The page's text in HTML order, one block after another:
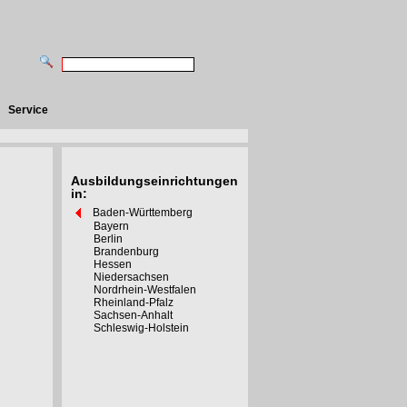
Service
Ausbildungseinrichtungen
in:
Baden-Württemberg
Bayern
Berlin
Brandenburg
Hessen
Niedersachsen
Nordrhein-Westfalen
Rheinland-Pfalz
Sachsen-Anhalt
Schleswig-Holstein